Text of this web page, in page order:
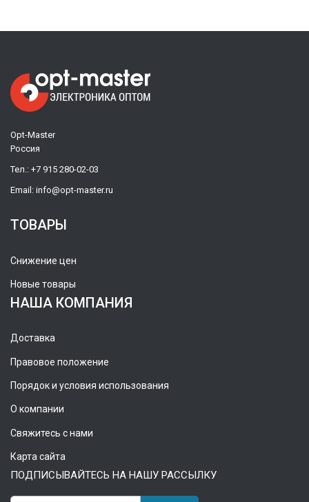
Opt-Master
Россия
Тел.: +7 915 280-02-03
Email: info@opt-master.ru
ТОВАРЫ
Снижение цен
Новые товары
НАША КОМПАНИЯ
Доставка
Правовое положение
Порядок и условия использования
О компании
Свяжитесь с нами
Карта сайта
ПОДПИСЫВАЙТЕСЬ НА НАШУ РАССЫЛКУ